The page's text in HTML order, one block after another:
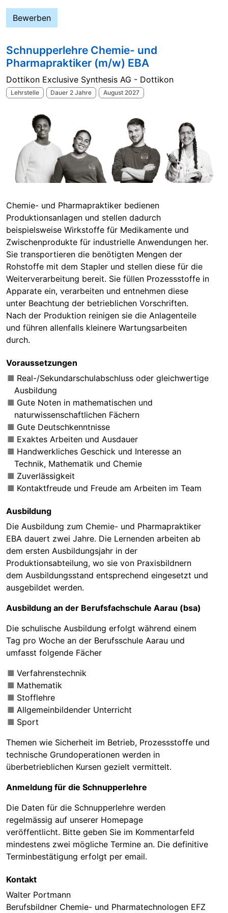
Bewerben
Schnupperlehre Chemie- und
Pharmapraktiker (m/w) EBA
Dottikon Exclusive Synthesis AG - Dottikon
Lehrstelle Dauer 2 Jahre August 2027
Chemie- und Pharmapraktiker bedienen
Produktionsanlagen und stellen dadurch
beispielsweise Wirkstoffe für Medikamente und
Zwischenprodukte für industrielle Anwendungen her.
Sie transportieren die benötigten Mengen der
Rohstoffe mit dem Stapler und stellen diese für die
Weiterverarbeitung bereit. Sie füllen Prozessstoffe in
Apparate ein, verarbeiten und entnehmen diese
unter Beachtung der betrieblichen Vorschriften.
Nach der Produktion reinigen sie die Anlagenteile
und führen allenfalls kleinere Wartungsarbeiten
durch.
Voraussetzungen
Real-/Sekundarschulabschluss oder gleichwertige
Ausbildung
Gute Noten in mathematischen und
naturwissenschaftlichen Fächern
Gute Deutschkenntnisse
Exaktes Arbeiten und Ausdauer
Handwerkliches Geschick und Interesse an
Technik, Mathematik und Chemie
Zuverlässigkeit
Kontaktfreude und Freude am Arbeiten im Team
Ausbildung
Die Ausbildung zum Chemie- und Pharmapraktiker
EBA dauert zwei Jahre. Die Lernenden arbeiten ab
dem ersten Ausbildungsjahr in der
Produktionsabteilung, wo sie von Praxisbildnern
dem Ausbildungsstand entsprechend eingesetzt und
ausgebildet werden.
Ausbildung an der Berufsfachschule Aarau (bsa)
Die schulische Ausbildung erfolgt während einem
Tag pro Woche an der Berufsschule Aarau und
umfasst folgende Fächer
Verfahrenstechnik
Mathematik
Stofflehre
Allgemeinbildender Unterricht
Sport
Themen wie Sicherheit im Betrieb, Prozessstoffe und
technische Grundoperationen werden in
überbetrieblichen Kursen gezielt vermittelt.
Anmeldung für die Schnupperlehre
Die Daten für die Schnupperlehre werden
regelmässig auf unserer Homepage
veröffentlicht. Bitte geben Sie im Kommentarfeld
mindestens zwei mögliche Termine an. Die definitive
Terminbestätigung erfolgt per email.
Kontakt
Walter Portmann
Berufsbildner Chemie- und Pharmatechnologen EFZ